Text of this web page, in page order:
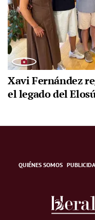
Xavi Fernández
el legado del
QUIÉNES SOMOS